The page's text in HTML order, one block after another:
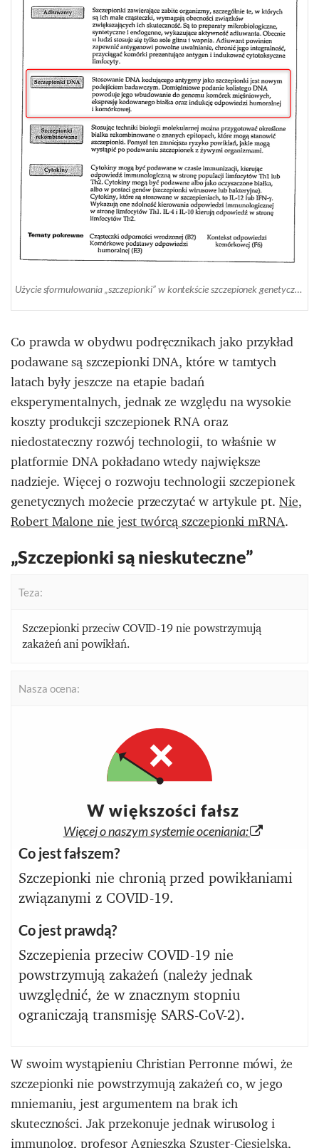
Użycie sformułowania „szczepionki” w kontekście szczepionek genetycznych w podręczniku do immunologii z 2011 roku (Źródło: Krótkie Wykłady Immunologia, M.W. Fanger, P. M. Lydyard, A. Whelan, wyd. PWN 2011)
Co prawda w obydwu podręcznikach jako przykład
podawane są szczepionki DNA, które w tamtych
latach były jeszcze na etapie badań
eksperymentalnych, jednak ze względu na wysokie
koszty produkcji szczepionek RNA oraz
niedostateczny rozwój technologii, to właśnie w
platformie DNA pokładano wtedy największe
nadzieje. Więcej o rozwoju technologii szczepionek
genetycznych możecie przeczytać w artykule pt.Nie,
Robert Malone nie jest twórcą szczepionki mRNA.
„Szczepionki są nieskuteczne”
Teza:
Szczepionki przeciw COVID-19 nie powstrzymują
zakażeń ani powikłań.
Nasza ocena:
W większości fałsz
Więcej o naszym systemie oceniania:
Co jest fałszem?
Szczepionki nie chronią przed powikłaniami
związanymi z COVID-19.
Co jest prawdą?
Szczepienia przeciw COVID-19 nie
powstrzymują zakażeń (należy jednak
uwzględnić, że w znacznym stopniu
ograniczają transmisję SARS-CoV-2).
W swoim wystąpieniu Christian Perronne mówi, że
szczepionki nie powstrzymują zakażeń co, w jego
mniemaniu, jest argumentem na brak ich
skuteczności. Jak przekonuje jednak wirusolog i
immunolog,profesor Agnieszka Szuster-Ciesielska,